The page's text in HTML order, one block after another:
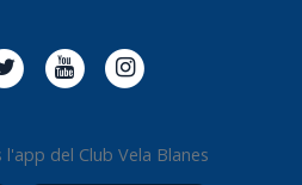
del Club Vela Blanes